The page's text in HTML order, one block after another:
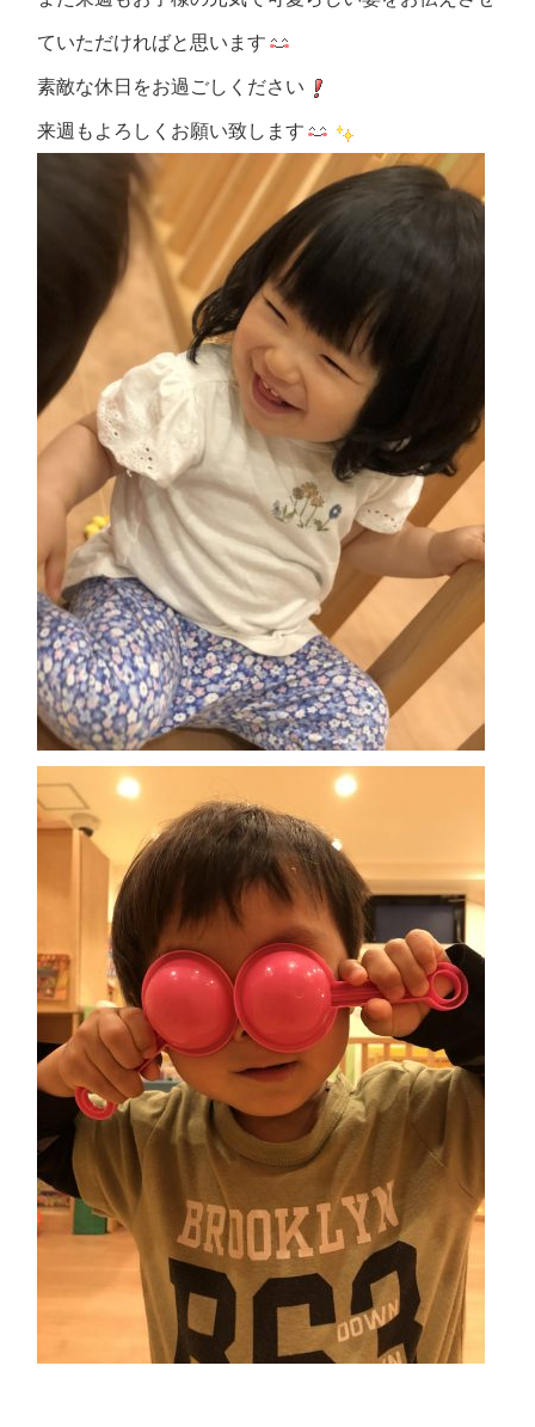
ていただければと思います
素敵な休日をお過ごしください
来週もよろしくお願い致します